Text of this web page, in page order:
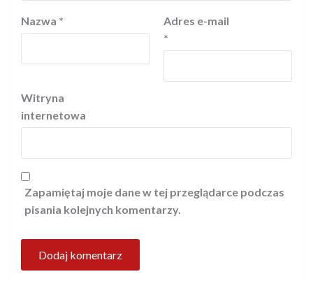
Nazwa *
Adres e-mail
*
Witryna
internetowa
Zapamiętaj moje dane w tej przeglądarce podczas
pisania kolejnych komentarzy.